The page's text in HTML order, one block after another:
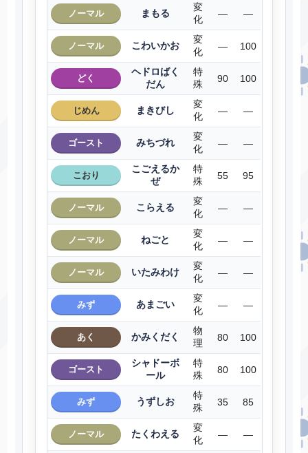
ノーマル まもる
変
化
― ―
ノーマル こわいかお
変
化
― 100
どく
ヘドロばく
だん
特
殊
90 100
じめん まきびし
変
化
― ―
ゴースト みちづれ
変
化
― ―
こおり
こごえるか
ぜ
特
殊
55 95
ノーマル こらえる
変
化
― ―
ノーマル ねごと
変
化
― ―
ノーマル いたみわけ
変
化
― ―
みず あまごい
変
化
― ―
あく かみくだく
物
理
80 100
ゴースト
シャドーボ
ール
特
殊
80 100
みず うずしお
特
殊
35 85
ノーマル たくわえる
変
化
― ―